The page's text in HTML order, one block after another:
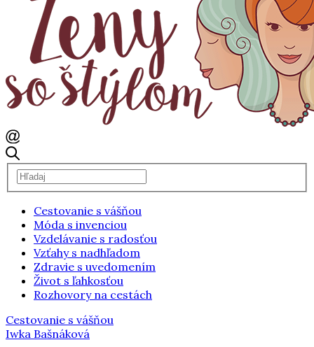
Cestovanie s vášňou
Móda s invenciou
Vzdelávanie s radosťou
Vzťahy s nadhľadom
Zdravie s uvedomením
Život s ľahkosťou
Rozhovory na cestách
Cestovanie s vášňou
Iwka Bašnáková